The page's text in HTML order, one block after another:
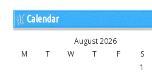
Calendar
August 2026
M
T W T F S
1